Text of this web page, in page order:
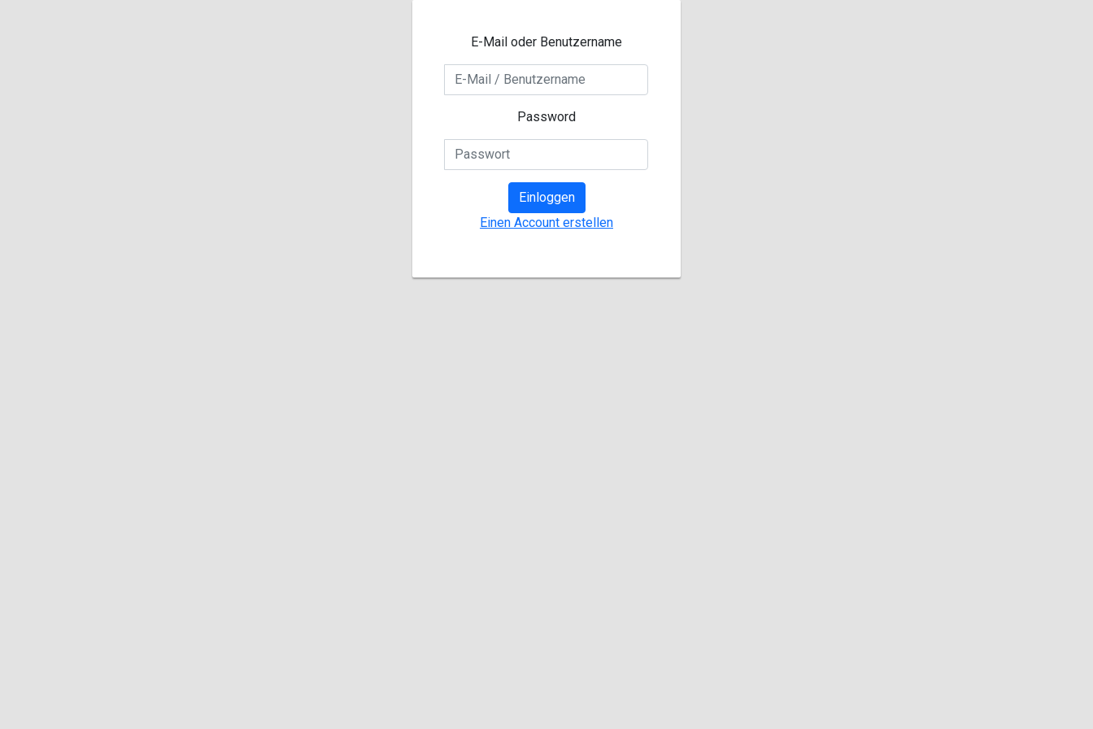
E-Mail oder Benutzername
Password
Einloggen
Einen Account erstellen